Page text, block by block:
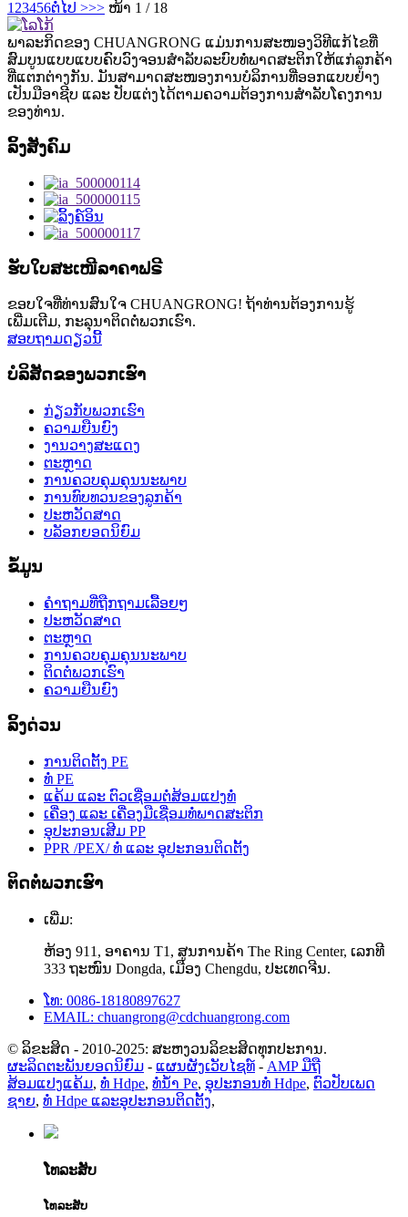
123456ຕໍ່ໄປ >>> ໜ້າ 1 / 18
ພາລະກິດຂອງ CHUANGRONG ແມ່ນການສະໜອງວິທີແກ້ໄຂທີ່
ສົມບູນແບບແບບຄົບວົງຈອນສຳລັບລະບົບທໍ່ພາດສະຕິກໃຫ້ແກ່ລູກຄ້າ
ທີ່ແຕກຕ່າງກັນ. ມັນສາມາດສະໜອງການບໍລິການທີ່ອອກແບບຢ່າງ
ເປັນມືອາຊີບ ແລະ ປັບແຕ່ງໄດ້ຕາມຄວາມຕ້ອງການສຳລັບໂຄງການ
ຂອງທ່ານ.
ລິ້ງສັງຄົມ
ຮັບໃບສະເໜີລາຄາຟຣີ
ຂອບໃຈທີ່ທ່ານສົນໃຈ CHUANGRONG! ຖ້າທ່ານຕ້ອງການຮູ້
ເພີ່ມເຕີມ, ກະລຸນາຕິດຕໍ່ພວກເຮົາ.
ສອບຖາມດຽວນີ້
ບໍລິສັດຂອງພວກເຮົາ
ກ່ຽວກັບພວກເຮົາ
ຄວາມຍືນຍົງ
ງານວາງສະແດງ
ຕະຫຼາດ
ການຄວບຄຸມຄຸນນະພາບ
ການທົບທວນຂອງລູກຄ້າ
ປະຫວັດສາດ
ບລັອກຍອດນິຍົມ
ຂໍ້ມູນ
ຄຳຖາມທີ່ຖືກຖາມເລື້ອຍໆ
ປະຫວັດສາດ
ຕະຫຼາດ
ການຄວບຄຸມຄຸນນະພາບ
ຕິດຕໍ່ພວກເຮົາ
ຄວາມຍືນຍົງ
ລິ້ງດ່ວນ
ການຕິດຕັ້ງ PE
ທໍ່ PE
ແຄ້ມ ແລະ ຕົວເຊື່ອມຕໍ່ສ້ອມແປງທໍ່
ເຄື່ອງ ແລະ ເຄື່ອງມືເຊື່ອມທໍ່ພາດສະຕິກ
ອຸປະກອນເສີມ PP
PPR /PEX/ ທໍ່ ແລະ ອຸປະກອນຕິດຕັ້ງ
ຕິດຕໍ່ພວກເຮົາ
ເພີ່ມ:
ຫ້ອງ 911, ອາຄານ T1, ສູນການຄ້າ The Ring Center, ເລກທີ
333 ຖະໜົນ Dongda, ເມືອງ Chengdu, ປະເທດຈີນ.
ໂທ: 0086-18180897627
EMAIL: chuangrong@cdchuangrong.com
© ລິຂະສິດ - 2010-2025: ສະຫງວນລິຂະສິດທຸກປະການ.
ຜະລິດຕະພັນຍອດນິຍົມ - ແຜນຜັງເວັບໄຊທ໌ - AMP ມືຖື
ສ້ອມແປງແຄ້ມ, ທໍ່ Hdpe, ທໍ່ນໍ້າ Pe, ອຸປະກອນທໍ່ Hdpe, ຕົວປັບເພດ
ຊາຍ, ທໍ່ Hdpe ແລະອຸປະກອນຕິດຕັ້ງ,
ໂທລະສັບ
ໂທລະສັບ